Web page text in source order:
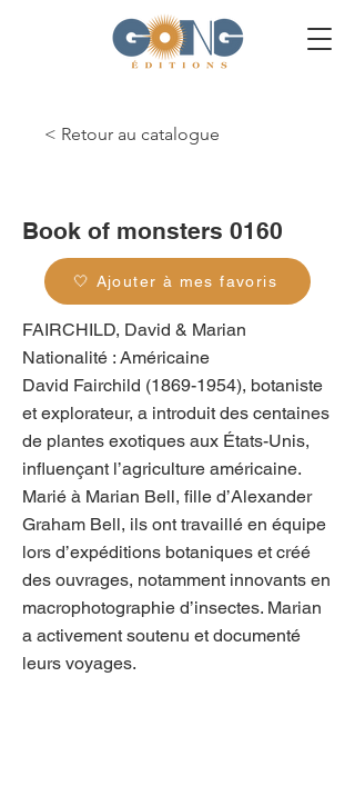
< Retour au catalogue
Book of monsters 0160
🤍 Ajouter à mes favoris
FAIRCHILD, David & Marian
Nationalité : Américaine
David Fairchild (1869-1954), botaniste
et explorateur, a introduit des centaines
de plantes exotiques aux États-Unis,
influençant l’agriculture américaine.
Marié à Marian Bell, fille d’Alexander
Graham Bell, ils ont travaillé en équipe
lors d’expéditions botaniques et créé
des ouvrages, notamment innovants en
macrophotographie d’insectes. Marian
a activement soutenu et documenté
leurs voyages.